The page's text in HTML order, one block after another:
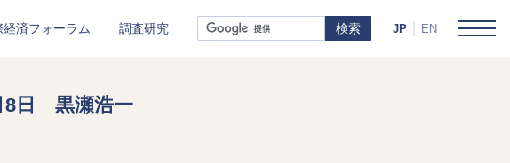
8日 黒瀬浩一
経済フォーラム 調査研究 JP EN